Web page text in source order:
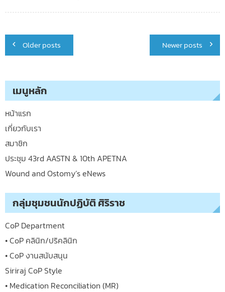
Posts
navigation
Older posts Newer posts
เมนูหลัก
หน้าแรก
เกี่ยวกับเรา
สมาชิก
ประชุม 43rd AASTN & 10th APETNA
Wound and Ostomy’s eNews
กลุ่มชุมชนนักปฏิบัติ ศิริราช
CoP Department
• CoP คลินิก/ปริคลินิก
• CoP งานสนับสนุน
Siriraj CoP Style
• Medication Reconciliation (MR)